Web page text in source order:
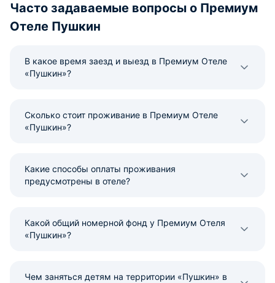
Часто задаваемые вопросы о Премиум
Отеле Пушкин
В какое время заезд и выезд в Премиум Отеле
«Пушкин»?
Сколько стоит проживание в Премиум Отеле
«Пушкин»?
Какие способы оплаты проживания
предусмотрены в отеле?
Какой общий номерной фонд у Премиум Отеля
«Пушкин»?
Чем заняться детям на территории «Пушкин» в